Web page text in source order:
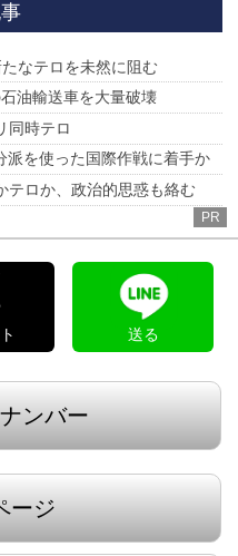
なテロを未然に阻む
油輸送車を大量破壊
同時テロ
派を使った国際作戦に着手か
テロか、政治的思惑も絡む
PR
送る
ンバー
ージ